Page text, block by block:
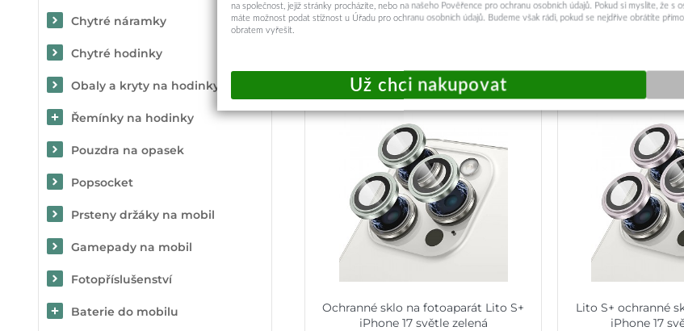
Chytré náramky
Chytré hodinky
Obaly a kryty na hodinky
Řemínky na hodinky
Pouzdra na opasek
Popsocket
Prsteny držáky na mobil
Gamepady na mobil
Fotopříslušenství
Baterie do mobilu
Okamžité odeslání Skladem k
Ochranné sklo na fotoaparát Lito S+
iPhone 17 světle zelená
Lito S+ ochranné
iPhone 17
na společnost, jejíž stránky procházíte, nebo na našeho Pověřence pro ochranu osobních údajů. Pokud si myslíte, že s
máte možnost podat stížnost u Úřadu pro ochranu osobních údajů. Budeme však rádi, pokud se nejdříve obrátíte
obratem vyřešit.